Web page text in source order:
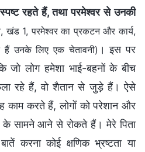
रहते हैं, तथा परमेश्वर से उनकी
खंड 1, परमेश्वर का प्रकटन और कार्य,
उनके लिए एक चेतावनी) । इस पर
जो लोग हमेशा भाई-बहनों के बीच
रहे हैं, वो शैतान से जुड़े हैं। ऐसे
काम करते हैं, लोगों को परेशान और
के सामने आने से रोकते हैं। मेरे पिता
करना कोई क्षणिक भ्रष्टता या